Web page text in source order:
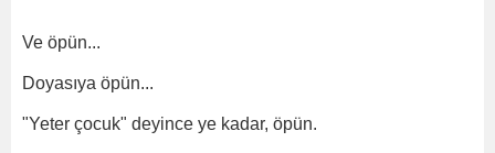
Ve öpün...
Doyasıya öpün...
"Yeter çocuk" deyince ye kadar, öpün.